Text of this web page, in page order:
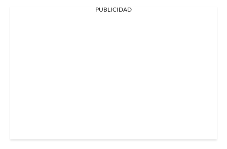
PUBLICIDAD